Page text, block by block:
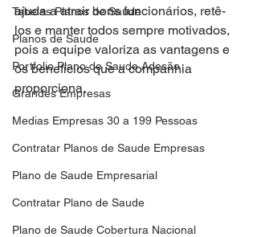
Tabelas Planos de Saude
Planos de Saude
Portfolio Plano de Saude Adesão
Grandes Empresas
Medias Empresas 30 a 199 Pessoas
Contratar Planos de Saude Empresas
Plano de Saude Empresarial
Contratar Plano de Saude
Plano de Saude Cobertura Nacional
ajuda a atrair bons funcionários, retê-
los e manter todos sempre motivados,
pois a equipe valoriza as vantagens e
os benefícios que a companhia
proporciona.